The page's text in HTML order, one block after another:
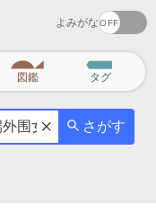
よみがな
図鑑 タグ
さがす